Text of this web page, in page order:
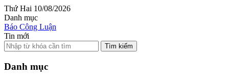
Thứ Hai 10/08/2026
Danh mục
Báo Công Luận
Tin mới
Tìm kiếm
Danh mục